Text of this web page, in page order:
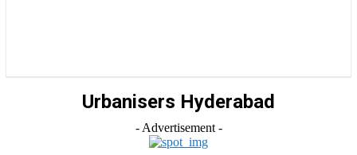
Urbanisers Hyderabad
- Advertisement -